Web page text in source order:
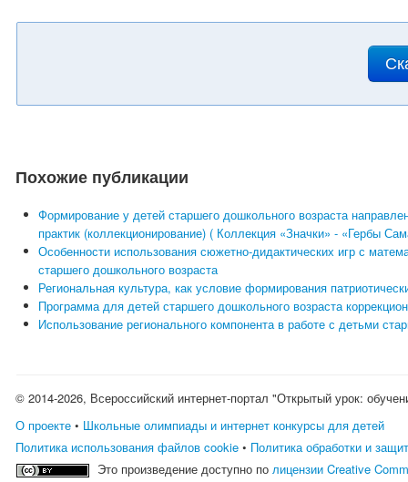
Похожие публикации
Формирование у детей старшего дошкольного возраста
практик (коллекционирование) ( Коллекция «Значки» - «Гербы
Особенности использования сюжетно-дидактических игр с
старшего дошкольного возраста
Региональная культура, как условие формирования
Программа для детей старшего дошкольного возраста
Использование регионального компонента в работе с детьми
© 2014-2026, Всероссийский интернет-портал "Открытый урок:
О проекте • Школьные олимпиады и интернет конкурсы для детей
Политика использования файлов cookie • Политика обработки и
Это произведение доступно полицензии Creative